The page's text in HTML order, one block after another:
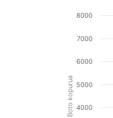
Boto kopurua 4000
5000
6000
7000
8000